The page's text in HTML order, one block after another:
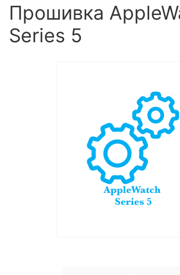
Прошивка
Series 5